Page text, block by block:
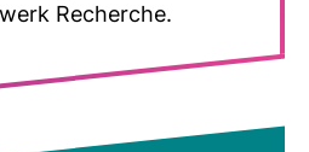
Recherche.